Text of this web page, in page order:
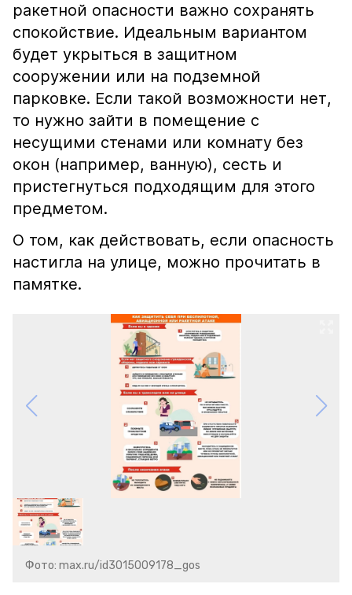
ракетной опасности важно сохранять
спокойствие. Идеальным вариантом
будет укрыться в защитном
сооружении или на подземной
парковке. Если такой возможности нет,
то нужно зайти в помещение с
несущими стенами или комнату без
окон (например, ванную), сесть и
пристегнуться подходящим для этого
предметом.
О том, как действовать, если опасность
настигла на улице, можно прочитать в
памятке.
Фото: max.ru/id3015009178_gos